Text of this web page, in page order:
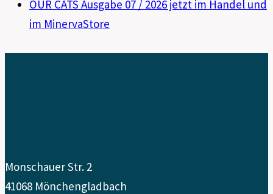
OUR CATS Ausgabe 07 / 2026 jetzt im Handel und
im MinervaStore
Monschauer Str. 2
41068 Mönchengladbach